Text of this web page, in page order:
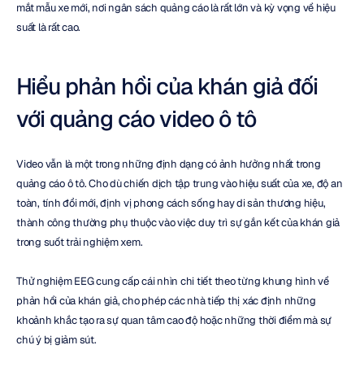
mắt mẫu xe mới, nơi ngân sách quảng cáo là rất lớn và kỳ vọng về hiệu
suất là rất cao.
Hiểu phản hồi của khán giả đối
với quảng cáo video ô tô
Video vẫn là một trong những định dạng có ảnh hưởng nhất trong
quảng cáo ô tô. Cho dù chiến dịch tập trung vào hiệu suất của xe, độ an
toàn, tính đổi mới, định vị phong cách sống hay di sản thương hiệu,
thành công thường phụ thuộc vào việc duy trì sự gắn kết của khán giả
trong suốt trải nghiệm xem.
Thử nghiệm EEG cung cấp cái nhìn chi tiết theo từng khung hình về
phản hồi của khán giả, cho phép các nhà tiếp thị xác định những
khoảnh khắc tạo ra sự quan tâm cao độ hoặc những thời điểm mà sự
chú ý bị giảm sút.